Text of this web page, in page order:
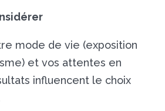
mode de vie (exposition
et vos attentes en
influencent le choix